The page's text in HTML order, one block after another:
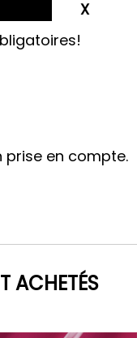
prise en compte.
ACHETÉS